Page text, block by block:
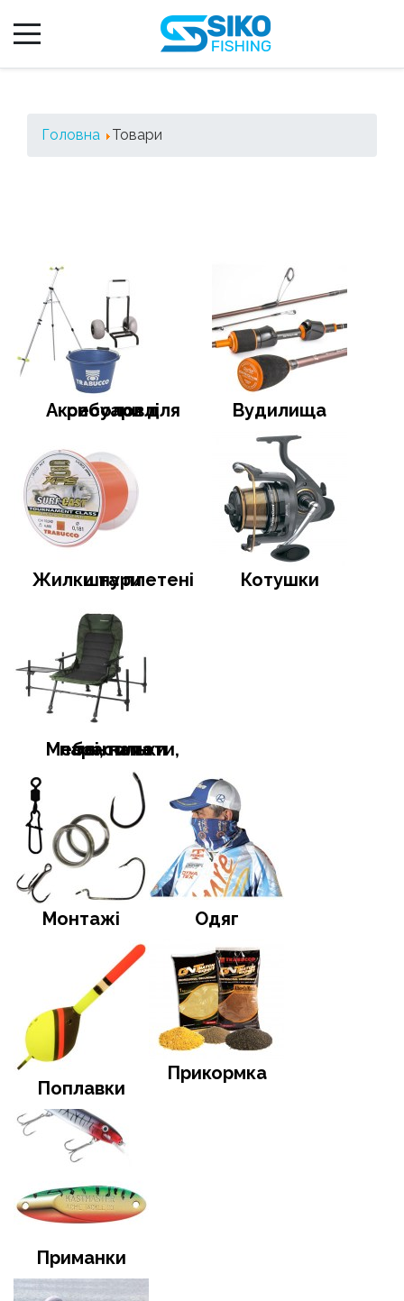
Головна Товари
Аксесуари для риболовлі Вудилища
Жилки та плетені шнури Котушки
Меблі, намети, тенти та парасольки
Монтажі Одяг
Поплавки
Прикормка
Приманки